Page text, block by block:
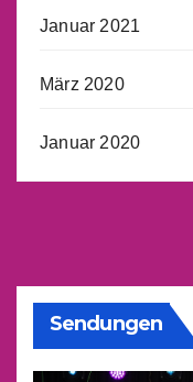
Januar 2021
März 2020
Januar 2020
Sendungen